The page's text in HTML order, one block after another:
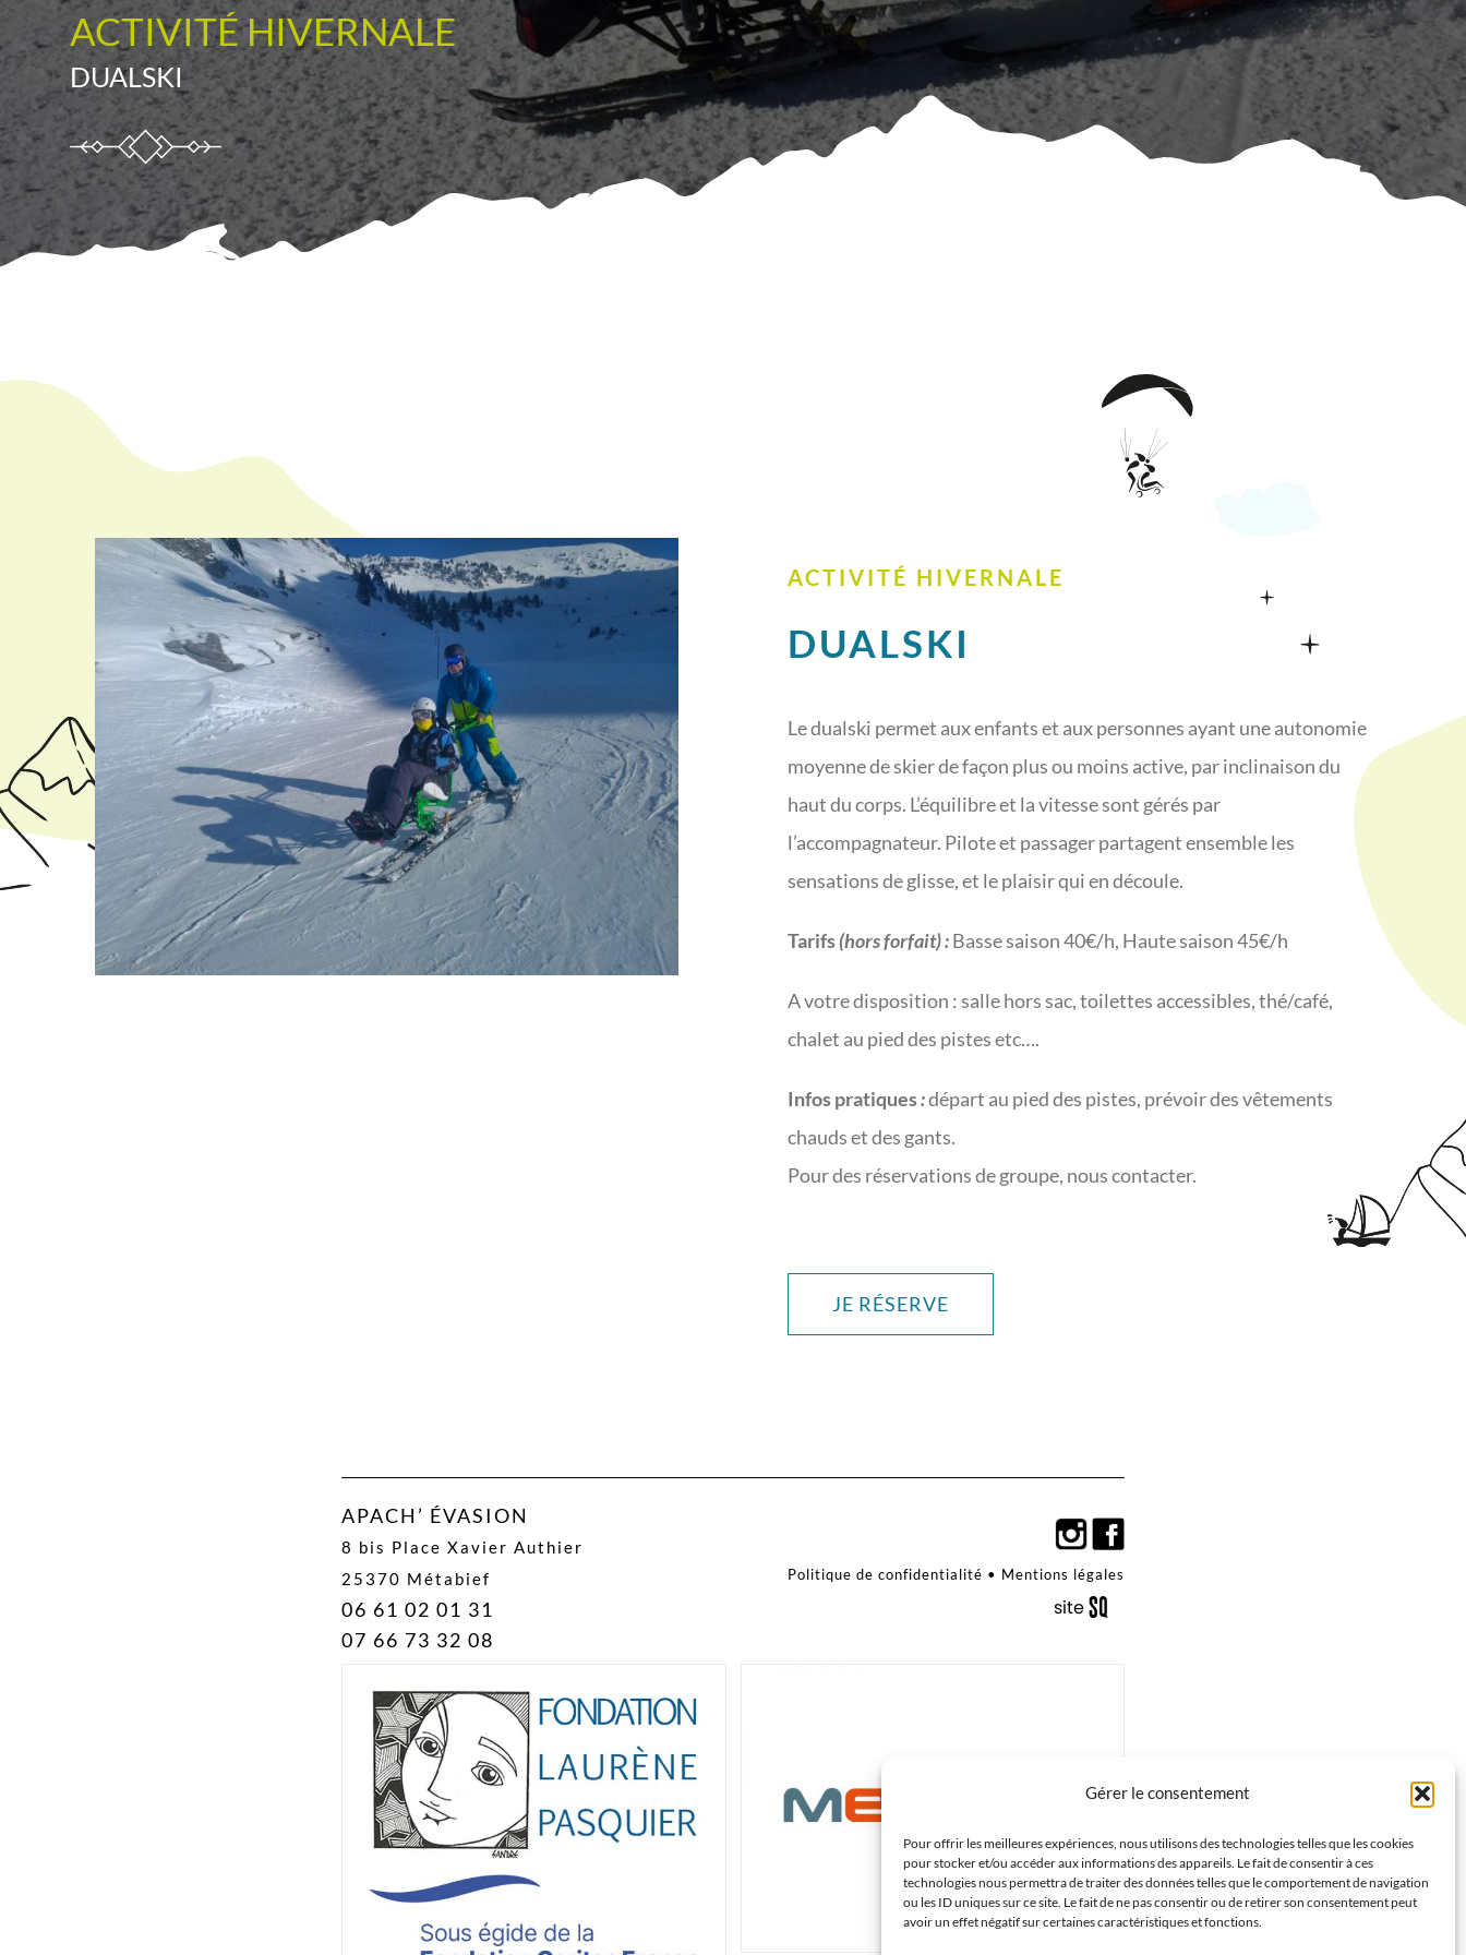
Gérer le consentement
Pour offrir les meilleures expériences, nous utilisons des technologies telles que les cookies
pour stocker et/ou accéder aux informations des appareils. Le fait de consentir à ces
technologies nous permettra de traiter des données telles que le comportement de navigation
ou les ID uniques sur ce site. Le fait de ne pas consentir ou de retirer son consentement peut
avoir un effet négatif sur certaines caractéristiques et fonctions.
ACTIVITÉ HIVERNALE
DUALSKI
ACTIVITÉ HIVERNALE
DUALSKI
Le dualski permet aux enfants et aux personnes ayant une autonomie
moyenne de skier de façon plus ou moins active, par inclinaison du
haut du corps. L’équilibre et la vitesse sont gérés par
l’accompagnateur. Pilote et passager partagent ensemble les
sensations de glisse, et le plaisir qui en découle.
Tarifs(hors forfait) :Basse saison 40€/h, Haute saison 45€/h
A votre disposition : salle hors sac, toilettes accessibles, thé/café,
chalet au pied des pistes etc….
Infos pratiques:départ au pied des pistes, prévoir des vêtements
chauds et des gants.
Pour des réservations de groupe, nous contacter.
JE RÉSERVE
APACH’ ÉVASION
8 bis Place Xavier Authier
25370 Métabief
06 61 02 01 31
07 66 73 32 08
Politique de confidentialité • Mentions légales
siteS q